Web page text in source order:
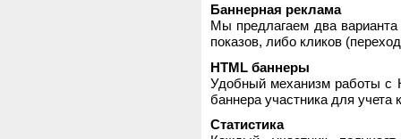
Баннерная реклама
Мы предлагаем два
показов, либо кликов
HTML баннеры
Удобный механизм работы с
баннера участника для
Статистика